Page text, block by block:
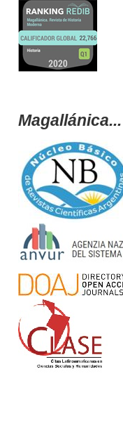
Magallánica...